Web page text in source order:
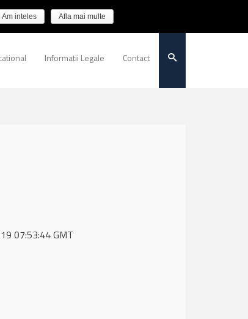
Informatii Legale Contact
07:53:44 GMT
Am inteles Afla mai multe